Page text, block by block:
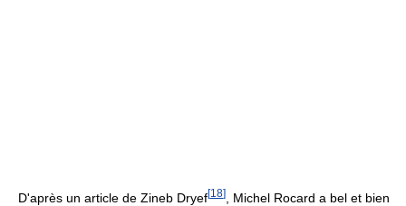
D'après un article de Zineb Dryef[18]
, Michel Rocard a bel et bien